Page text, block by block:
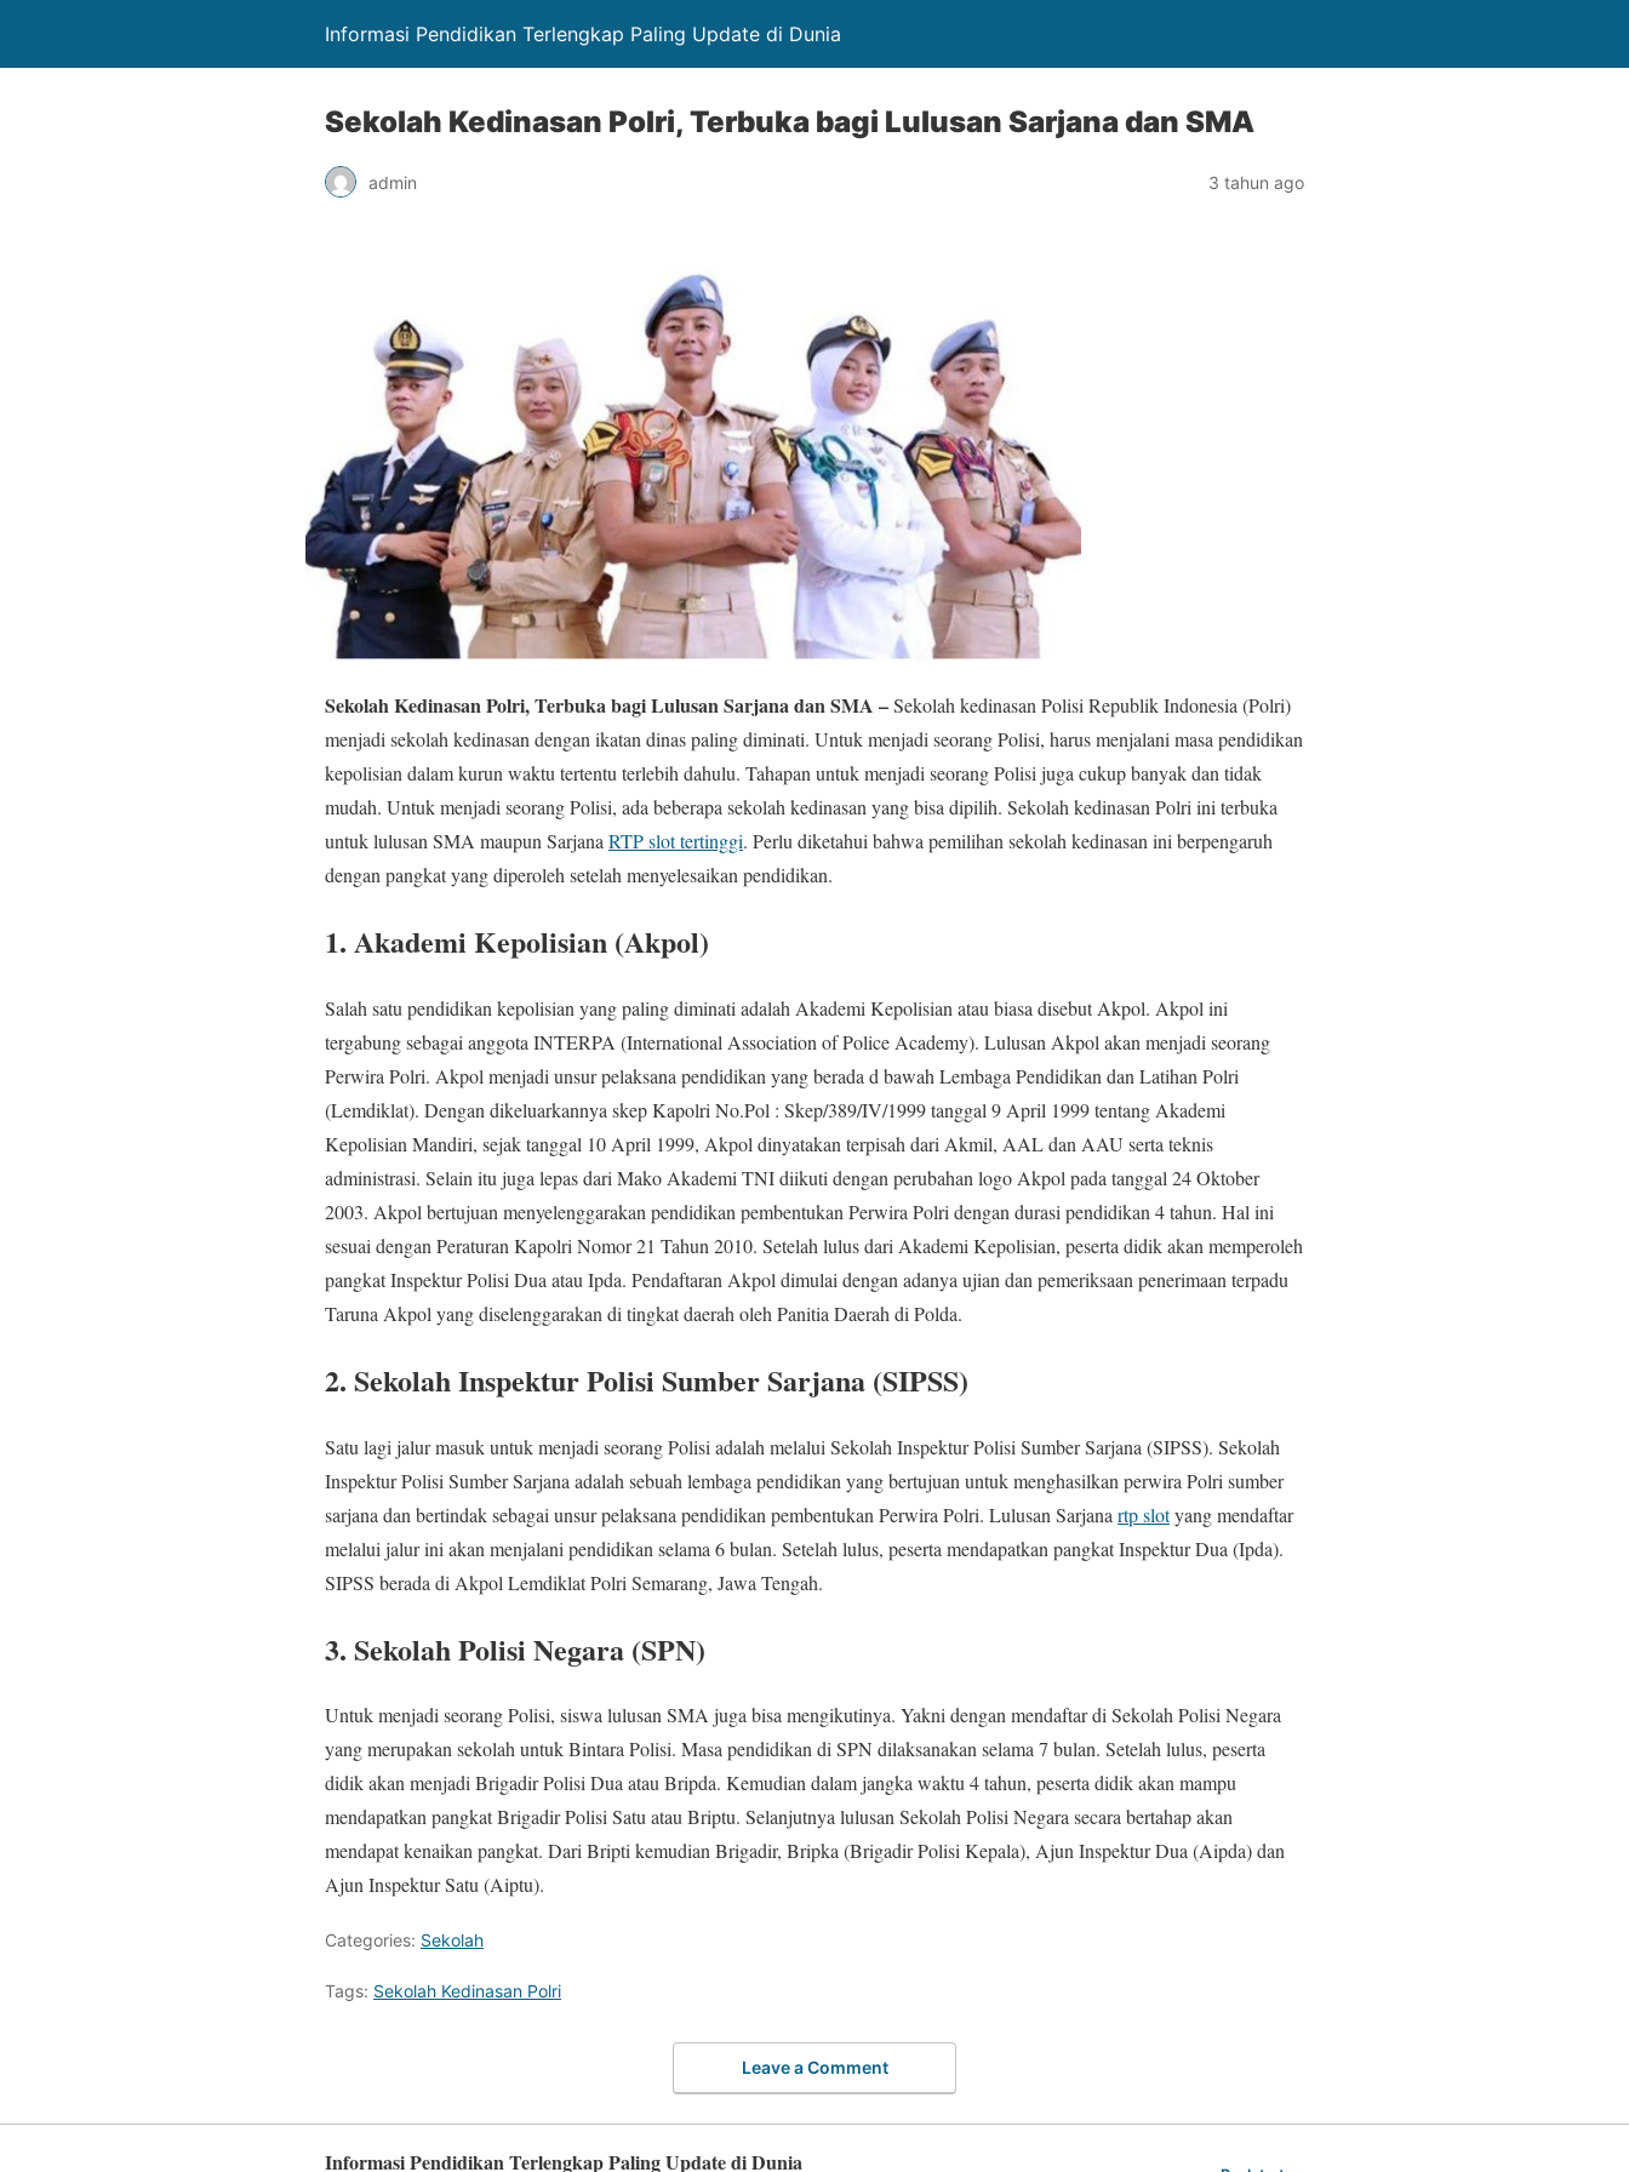
Informasi Pendidikan Terlengkap Paling Update di Dunia
Sekolah Kedinasan Polri, Terbuka bagi Lulusan Sarjana dan SMA
admin 3 tahun ago
Sekolah Kedinasan Polri, Terbuka bagi Lulusan Sarjana dan SMA –Sekolah kedinasan Polisi Republik Indonesia (Polri)
menjadi sekolah kedinasan dengan ikatan dinas paling diminati. Untuk menjadi seorang Polisi, harus menjalani masa pendidikan
kepolisian dalam kurun waktu tertentu terlebih dahulu. Tahapan untuk menjadi seorang Polisi juga cukup banyak dan tidak
mudah. Untuk menjadi seorang Polisi, ada beberapa sekolah kedinasan yang bisa dipilih. Sekolah kedinasan Polri ini terbuka
untuk lulusan SMA maupun Sarjana RTP slot tertinggi. Perlu diketahui bahwa pemilihan sekolah kedinasan ini berpengaruh
dengan pangkat yang diperoleh setelah menyelesaikan pendidikan.
1. Akademi Kepolisian (Akpol)
Salah satu pendidikan kepolisian yang paling diminati adalah Akademi Kepolisian atau biasa disebut Akpol. Akpol ini
tergabung sebagai anggota INTERPA (International Association of Police Academy). Lulusan Akpol akan menjadi seorang
Perwira Polri. Akpol menjadi unsur pelaksana pendidikan yang berada d bawah Lembaga Pendidikan dan Latihan Polri
(Lemdiklat). Dengan dikeluarkannya skep Kapolri No.Pol : Skep/389/IV/1999 tanggal 9 April 1999 tentang Akademi
Kepolisian Mandiri, sejak tanggal 10 April 1999, Akpol dinyatakan terpisah dari Akmil, AAL dan AAU serta teknis
administrasi. Selain itu juga lepas dari Mako Akademi TNI diikuti dengan perubahan logo Akpol pada tanggal 24 Oktober
2003. Akpol bertujuan menyelenggarakan pendidikan pembentukan Perwira Polri dengan durasi pendidikan 4 tahun. Hal ini
sesuai dengan Peraturan Kapolri Nomor 21 Tahun 2010. Setelah lulus dari Akademi Kepolisian, peserta didik akan memperoleh
pangkat Inspektur Polisi Dua atau Ipda. Pendaftaran Akpol dimulai dengan adanya ujian dan pemeriksaan penerimaan terpadu
Taruna Akpol yang diselenggarakan di tingkat daerah oleh Panitia Daerah di Polda.
2. Sekolah Inspektur Polisi Sumber Sarjana (SIPSS)
Satu lagi jalur masuk untuk menjadi seorang Polisi adalah melalui Sekolah Inspektur Polisi Sumber Sarjana (SIPSS). Sekolah
Inspektur Polisi Sumber Sarjana adalah sebuah lembaga pendidikan yang bertujuan untuk menghasilkan perwira Polri sumber
sarjana dan bertindak sebagai unsur pelaksana pendidikan pembentukan Perwira Polri. Lulusan Sarjana rtp slotyang mendaftar
melalui jalur ini akan menjalani pendidikan selama 6 bulan. Setelah lulus, peserta mendapatkan pangkat Inspektur Dua (Ipda).
SIPSS berada di Akpol Lemdiklat Polri Semarang, Jawa Tengah.
3. Sekolah Polisi Negara (SPN)
Untuk menjadi seorang Polisi, siswa lulusan SMA juga bisa mengikutinya. Yakni dengan mendaftar di Sekolah Polisi Negara
yang merupakan sekolah untuk Bintara Polisi. Masa pendidikan di SPN dilaksanakan selama 7 bulan. Setelah lulus, peserta
didik akan menjadi Brigadir Polisi Dua atau Bripda. Kemudian dalam jangka waktu 4 tahun, peserta didik akan mampu
mendapatkan pangkat Brigadir Polisi Satu atau Briptu. Selanjutnya lulusan Sekolah Polisi Negara secara bertahap akan
mendapat kenaikan pangkat. Dari Bripti kemudian Brigadir, Bripka (Brigadir Polisi Kepala), Ajun Inspektur Dua (Aipda) dan
Ajun Inspektur Satu (Aiptu).
Categories: Sekolah
Tags: Sekolah Kedinasan Polri
Leave a Comment
Informasi Pendidikan Terlengkap Paling Update di Dunia